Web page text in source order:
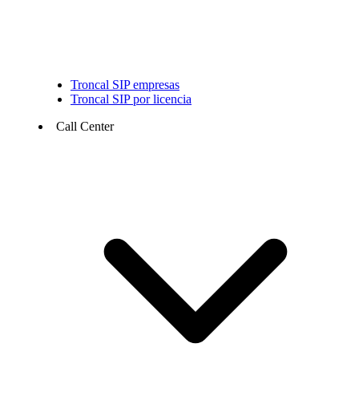
Troncal SIP empresas
Troncal SIP por licencia
Call Center